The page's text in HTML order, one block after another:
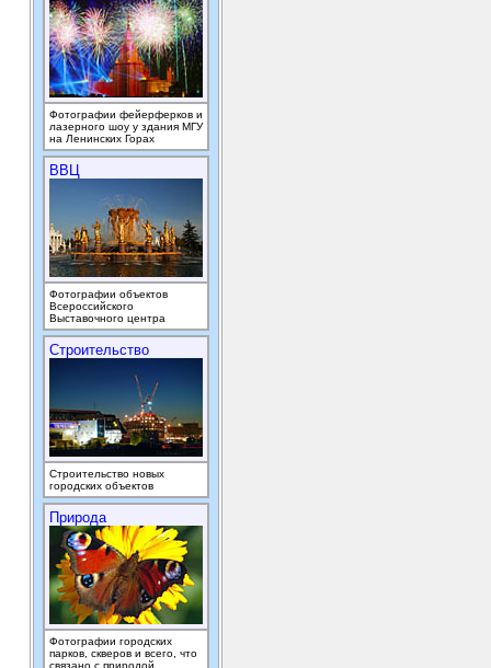
Фотографии фейерферков и
лазерного шоу у здания МГУ
на Ленинских Горах
ВВЦ
Фотографии объектов
Всероссийского
Выставочного центра
Строительство
Строительство новых
городских объектов
Природа
Фотографии городских
парков, скверов и всего, что
связано с природой